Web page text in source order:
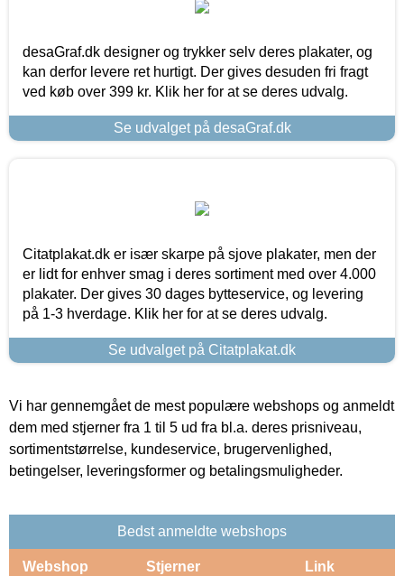
desaGraf.dk designer og trykker selv deres plakater, og
kan derfor levere ret hurtigt. Der gives desuden fri fragt
ved køb over 399 kr. Klik her for at se deres udvalg.
Se udvalget på desaGraf.dk
Citatplakat.dk er især skarpe på sjove plakater, men der
er lidt for enhver smag i deres sortiment med over 4.000
plakater. Der gives 30 dages bytteservice, og levering
på 1-3 hverdage. Klik her for at se deres udvalg.
Se udvalget på Citatplakat.dk
Vi har gennemgået de mest populære webshops og anmeldt
dem med stjerner fra 1 til 5 ud fra bl.a. deres prisniveau,
sortimentstørrelse, kundeservice, brugervenlighed,
betingelser, leveringsformer og betalingsmuligheder.
Bedst anmeldte webshops
Webshop Stjerner Link